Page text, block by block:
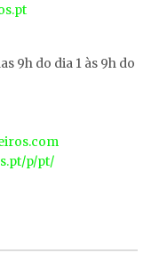
9h do dia 1 às 9h do
p/pt/